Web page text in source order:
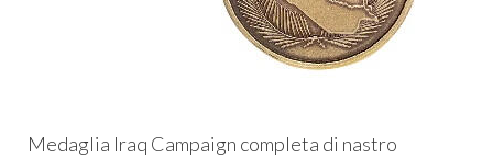
Medaglia Iraq Campaign completa di nastro